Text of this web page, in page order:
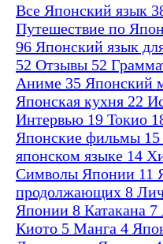
Все Японский язык
Путешествие по
96 Японский язык
52 Отзывы 52
Аниме 35 Японский
Японская кухня 22
Интервью 19 Токио
Японские фильмы 15
японском языке 14
Символы Японии 11
продолжающих 8
Японии 8 Катакана 7
Киото 5 Манга 4